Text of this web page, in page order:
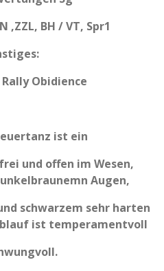
,ZZL, BH / VT, Spr1
Obidience
ist ein
und offen im Wesen,
Augen,
schwarzem sehr harten
ist temperamentvoll